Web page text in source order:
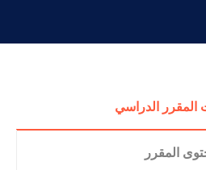
المقرر الدراسي
المقرر